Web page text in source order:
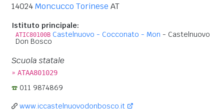
14024Moncucco Torinese AT
Istituto principale:
ATIC80100B Castelnuovo - Cocconato - Mon - Castelnuovo
Don Bosco
Scuola statale
» ATAA801029
011 9874869
www.iccastelnuovodonbosco.it